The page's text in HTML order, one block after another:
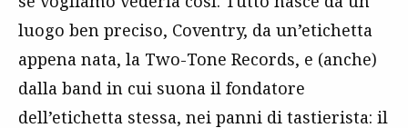
luogo ben preciso, Coventry, da un’etichetta
appena nata, la Two-Tone Records, e (anche)
dalla band in cui suona il fondatore
dell’etichetta stessa, nei panni di tastierista: il